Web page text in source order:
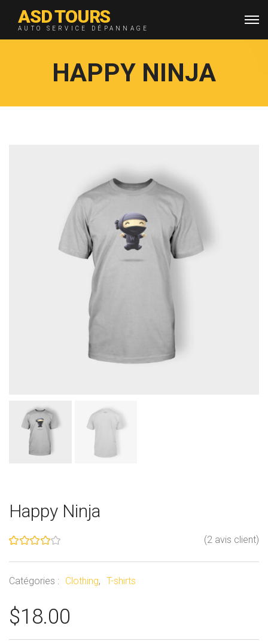
ASD TOURS
AUTO SERVICE DÉPANNAGE
HAPPY NINJA
Happy Ninja
4.00sur
sur
(2 avis client)
Catégories : Clothing, T-shirts
$18.00